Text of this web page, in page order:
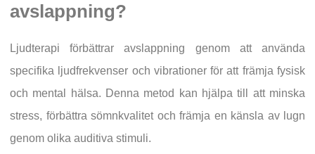
avslappning?
Ljudterapi förbättrar avslappning genom att använda
specifika ljudfrekvenser och vibrationer för att främja fysisk
och mental hälsa. Denna metod kan hjälpa till att minska
stress, förbättra sömnkvalitet och främja en känsla av lugn
genom olika auditiva stimuli.